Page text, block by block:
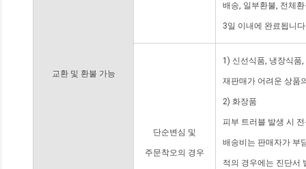
교환 및 환불 가능
배송, 일부환불, 전체
3일 이내에 완료됩니
단순변심 및
주문착오의 경우
1) 신선식품, 냉장식품
재판매가 어려운 상품
2) 화장품
피부 트러블 발생 시
배송비는 판매자가 부
적의 경우에는 진단서